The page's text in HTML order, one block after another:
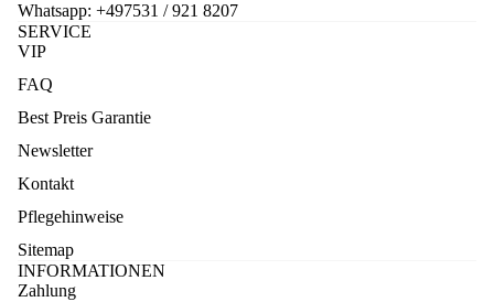
Whatsapp: +497531 / 921 8207
SERVICE
VIP
FAQ
Best Preis Garantie
Newsletter
Kontakt
Pflegehinweise
Sitemap
INFORMATIONEN
Zahlung